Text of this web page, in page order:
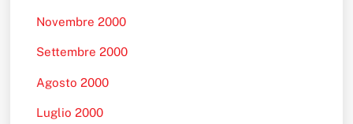
Novembre 2000
Settembre 2000
Agosto 2000
Luglio 2000